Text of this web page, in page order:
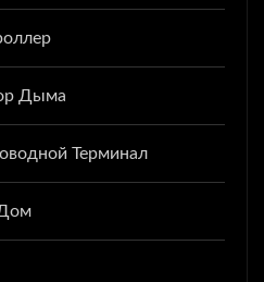
Дыма
Терминал